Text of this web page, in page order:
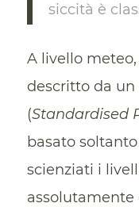
siccità è
A livello
descritto da un
(Standardised
basato
scienziati i
assolutamente